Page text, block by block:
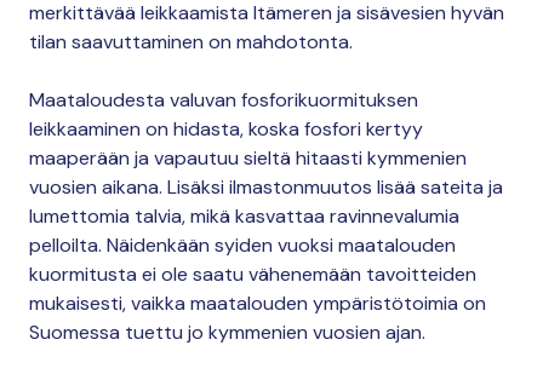
merkittävää leikkaamista Itämeren ja sisävesien hyvän
tilan saavuttaminen on mahdotonta.
Maataloudesta valuvan fosforikuormituksen
leikkaaminen on hidasta, koska fosfori kertyy
maaperään ja vapautuu sieltä hitaasti kymmenien
vuosien aikana. Lisäksi ilmastonmuutos lisää sateita ja
lumettomia talvia, mikä kasvattaa ravinnevalumia
pelloilta. Näidenkään syiden vuoksi maatalouden
kuormitusta ei ole saatu vähenemään tavoitteiden
mukaisesti, vaikka maatalouden ympäristötoimia on
Suomessa tuettu jo kymmenien vuosien ajan.